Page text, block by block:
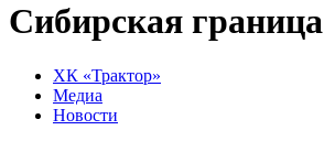
Сибирская граница
ХК «Трактор»
Медиа
Новости